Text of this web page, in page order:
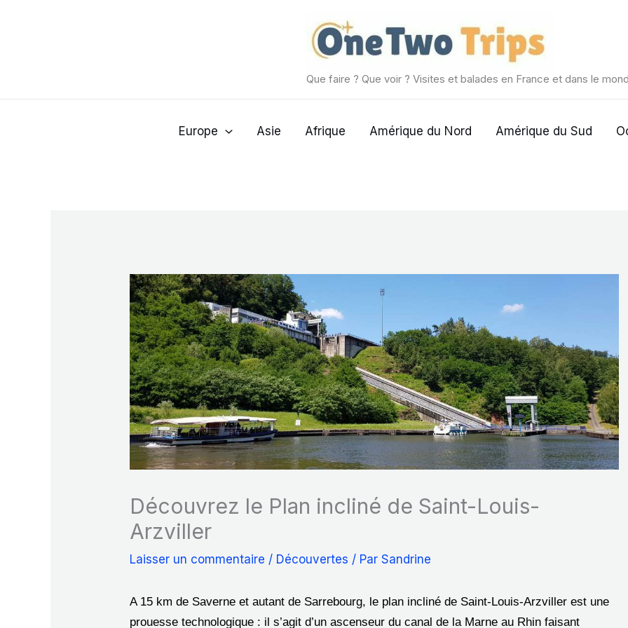
Que faire ? Que voir ? Visites et balades en France et dans le
Europe Asie Afrique Amérique du Nord Amérique du Sud
Découvrez le Plan incliné de Saint-Louis-
Arzviller
Laisser un commentaire / Découvertes / ParSandrine
A 15 km de Saverne et autant de Sarrebourg, le plan incliné de Saint-Louis-Arzviller est une
prouesse technologique : il s’agit d’un ascenseur du canal de la Marne au Rhin faisant